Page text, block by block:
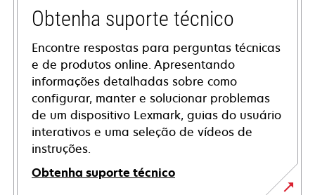
Obtenha suporte técnico
Encontre respostas para perguntas técnicas
e de produtos online. Apresentando
informações detalhadas sobre como
configurar, manter e solucionar problemas
de um dispositivo Lexmark, guias do usuário
interativos e uma seleção de vídeos de
instruções.
Obtenha suporte técnico